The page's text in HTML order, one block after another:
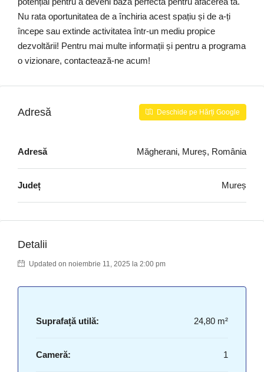
Nu rata oportunitatea de a închiria acest spațiu și de a-ți
începe sau extinde activitatea într-un mediu propice
dezvoltării! Pentru mai multe informații și pentru a programa
o vizionare, contactează-ne acum!
Adresă Deschide pe Hărți Google
Adresă Măgherani, Mureș, România
Județ Mureș
Detalii
Updated on noiembrie 11, 2025 la 2:00 pm
Suprafață utilă: 24,80 m²
Cameră: 1